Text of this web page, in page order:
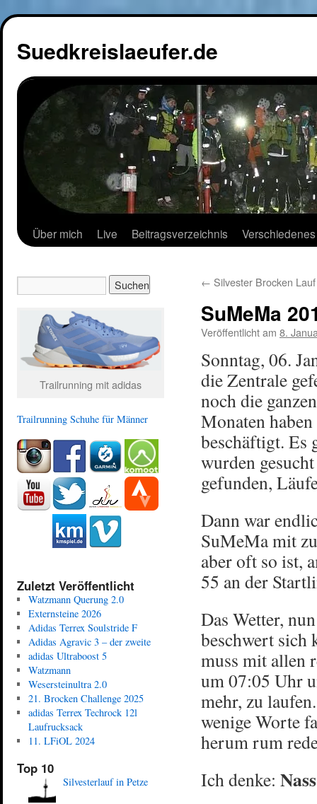
Suedkreislaeufer.de
Über mich Live Beitragsverzeichnis Verschiedenes
← Silvester Brocken Lauf
SuMeMa
Veröffentlicht am 8.
Sonntag, 06.
die Zentrale
noch die
Monaten
beschäftigt. Es
wurden
gefunden,
Dann war
SuMeMa mit
aber oft so ist,
55 an der
Das Wetter,
beschwert sich
muss mit allen
um 07:05 Uhr
mehr, zu
wenige Worte
herum rum
Ich denke:
Trailrunning mit adidas
Trailrunning Schuhe für Männer
Zuletzt Veröffentlicht
Watzmann Querung 2.0
Externsteine 2026
Adidas Terrex Soulstride F
Adidas Agravic 3 – der zweite
adidas Ultraboost 5
Watzmann
Wesersteinultra 2.0
21. Brocken Challenge 2025
adidas Terrex Techrock 12l
Laufrucksack
11. LFiOL 2024
Top 10
Silvesterlauf in Petze